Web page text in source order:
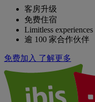
客房升级
免费住宿
Limitless experiences
逾 100 家合作伙伴
免费加入 了解更多